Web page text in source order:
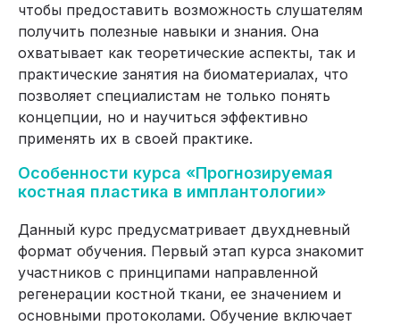
чтобы предоставить возможность слушателям
получить полезные навыки и знания. Она
охватывает как теоретические аспекты, так и
практические занятия на биоматериалах, что
позволяет специалистам не только понять
концепции, но и научиться эффективно
применять их в своей практике.
Особенности курса «Прогнозируемая
костная пластика в имплантологии»
Данный курс предусматривает двухдневный
формат обучения. Первый этап курса знакомит
участников с принципами направленной
регенерации костной ткани, ее значением и
основными протоколами. Обучение включает